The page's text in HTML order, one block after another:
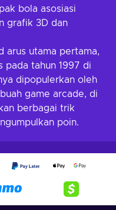
bola asosiasi
grafik 3D dan
arus utama pertama,
pada tahun 1997 di
dipopulerkan oleh
game arcade, di
berbagai trik
poin.